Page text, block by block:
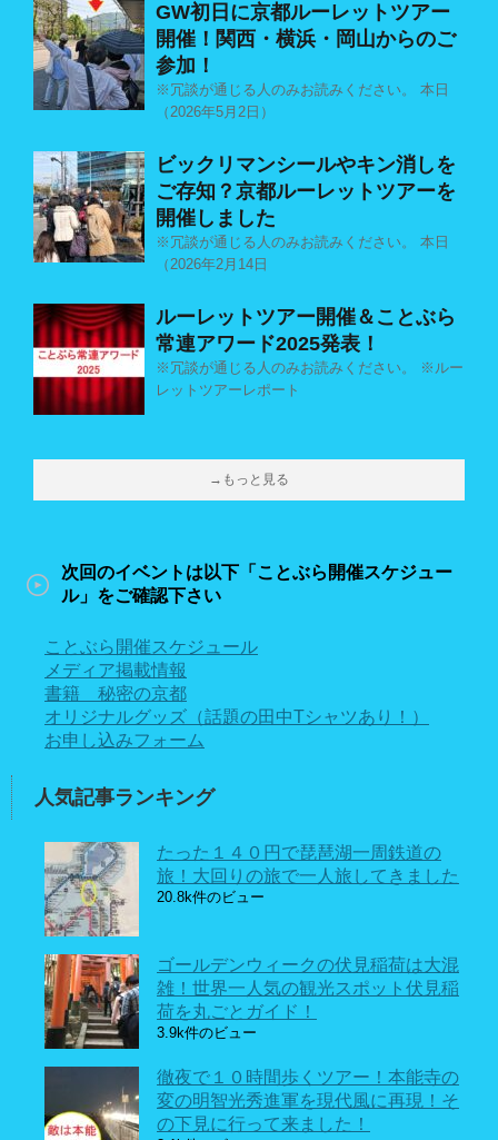
GW初日に京都ルーレットツアー
開催！関西・横浜・岡山からのご
参加！
※冗談が通じる人のみお読みください。 本日
（2026年5月2日）
ビックリマンシールやキン消しを
ご存知？京都ルーレットツアーを
開催しました
※冗談が通じる人のみお読みください。 本日
（2026年2月14日
ルーレットツアー開催＆ことぶら
常連アワード2025発表！
※冗談が通じる人のみお読みください。 ※ルー
レットツアーレポート
→もっと見る
次回のイベントは以下「ことぶら開催スケジュー
ル」をご確認下さい
ことぶら開催スケジュール
メディア掲載情報
書籍 秘密の京都
オリジナルグッズ（話題の田中Tシャツあり！）
お申し込みフォーム
人気記事ランキング
たった１４０円で琵琶湖一周鉄道の
旅！大回りの旅で一人旅してきました
20.8k件のビュー
ゴールデンウィークの伏見稲荷は大混
雑！世界一人気の観光スポット伏見稲
荷を丸ごとガイド！
3.9k件のビュー
徹夜で１０時間歩くツアー！本能寺の
変の明智光秀進軍を現代風に再現！そ
の下見に行って来ました！